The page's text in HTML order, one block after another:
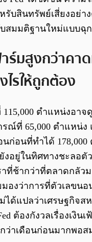
บสินทรัพย์เสี่ยงอย่าง
สมมติฐานใหม่แบบฉุ
ร์มสูงกว่าคา
ไรให้ถูกต้อง
ตำแหน่งอาจ
รณ์ที่ 65,000 ตำแหน่ง
ก่อนที่ทำได้ 178,000
อยู่ในทิศทางชะลอตัว
ที่ช้ากว่าที่ตลาดกลัว
มองว่าการที่ตัวเลขน
ได้แปลว่าเศรษฐกิจส
ต้องกังวลเรื่องเงิน
ว่าเดือนก่อนมากพอส